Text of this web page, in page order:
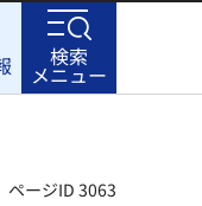
検索
メニュー
ページID 3063